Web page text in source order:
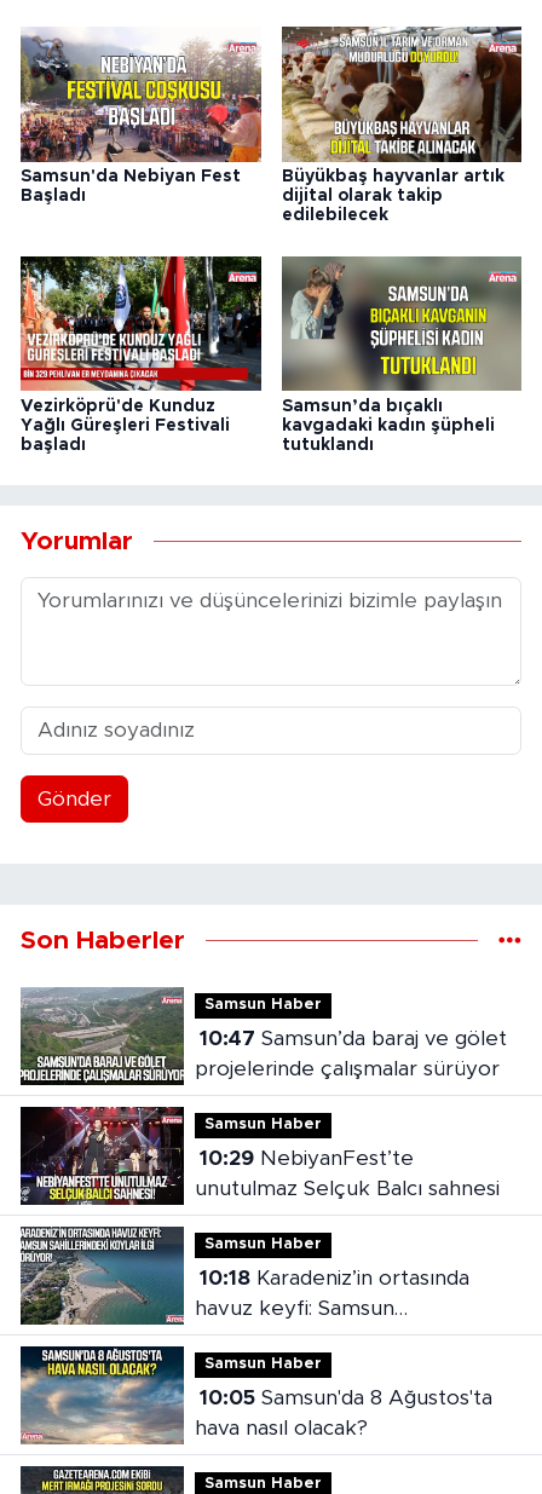
Samsun'da Nebiyan Fest
Başladı
Büyükbaş hayvanlar artık
dijital olarak takip
edilebilecek
Vezirköprü'de Kunduz
Yağlı Güreşleri Festivali
başladı
Samsun’da bıçaklı
kavgadaki kadın şüpheli
tutuklandı
Yorumlar
Gönder
Son Haberler
Samsun Haber
10:47
projelerinde çalışmalar sürüyor
Samsun Haber
10:29NebiyanFest’te
unutulmaz Selçuk Balcı sahnesi
Samsun Haber
10:18Karadeniz’in ortasında
havuz keyfi: Samsun
sahillerindeki koylar ilgi görüyor
Samsun Haber
10:05Samsun'da 8 Ağustos'ta
hava nasıl olacak?
Samsun Haber